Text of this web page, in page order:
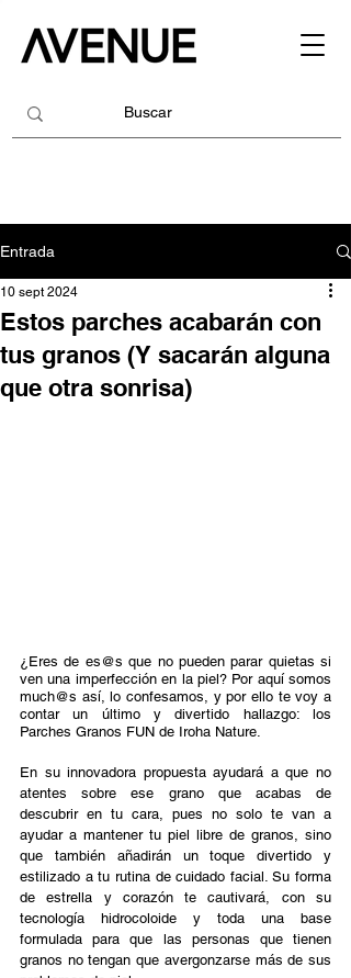
Entrada
Estos parches acabarán con
tus granos (Y sacarán alguna
que otra sonrisa)
10 sept 2024
¿Eres de es@s que no pueden parar quietas si
ven una imperfección en la piel? Por aquí somos
much@s así, lo confesamos, y por ello te voy a
contar un último y divertido hallazgo: los
Parches Granos FUN de Iroha Nature.
En su innovadora propuesta ayudará a que no
atentes sobre ese grano que acabas de
descubrir en tu cara, pues no solo te van a
ayudar a mantener tu piel libre de granos, sino
que también añadirán un toque divertido y
estilizado a tu rutina de cuidado facial. Su forma
de estrella y corazón te cautivará, con su
tecnología hidrocoloide y toda una base
formulada para que las personas que tienen
granos no tengan que avergonzarse más de sus